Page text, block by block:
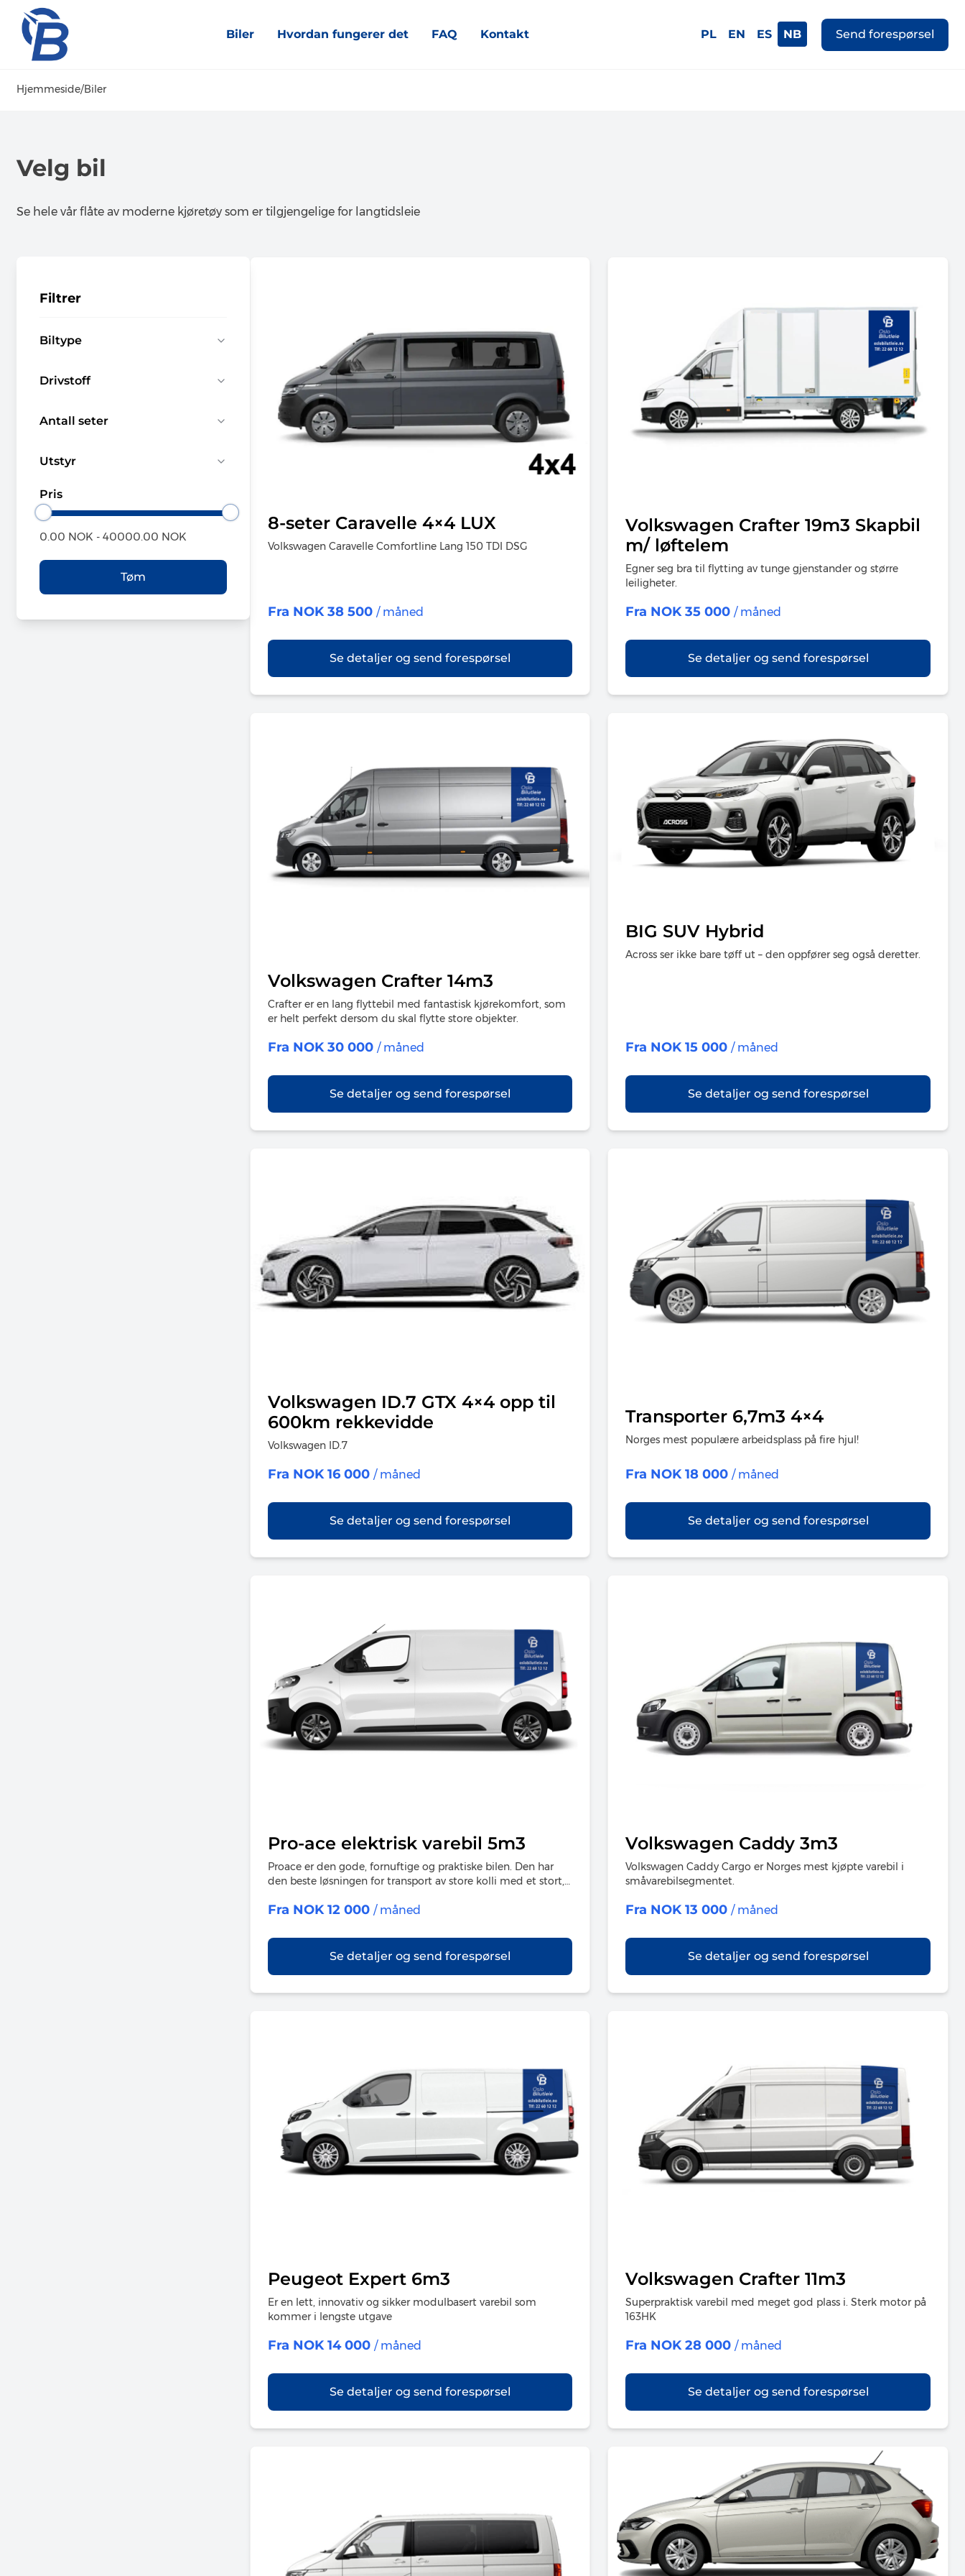
Biler Hvordan fungerer det FAQ Kontakt PL EN ES NB Send forespørsel
Hjemmeside/Biler
Velg bil
Se hele vår flåte av moderne kjøretøy som er tilgjengelige for langtidsleie
Filtrer
Biltype
Drivstoff
Antall seter
Utstyr
Pris
0.00 NOK - 40000.00 NOK
Tøm
8-seter Caravelle 4×4 LUX
Volkswagen Caravelle Comfortline Lang 150 TDI DSG
Fra NOK 38 500 / måned
Se detaljer og send forespørsel
Volkswagen Crafter 19m3 Skapbil
m/ løftelem
Egner seg bra til flytting av tunge gjenstander og større
leiligheter.
Fra NOK 35 000/ måned
Se detaljer og send forespørsel
Volkswagen Crafter 14m3
Crafter er en lang flyttebil med fantastisk kjørekomfort, som
er helt perfekt dersom du skal flytte store objekter.
Fra NOK 30 000 / måned
Se detaljer og send forespørsel
BIG SUV Hybrid
Across ser ikke bare tøff ut – den oppfører seg også deretter.
Fra NOK 15 000/ måned
Se detaljer og send forespørsel
Volkswagen ID.7 GTX 4×4 opp til
600km rekkevidde
Volkswagen ID.7
Fra NOK 16 000 / måned
Se detaljer og send forespørsel
Transporter 6,7m3 4×4
Norges mest populære arbeidsplass på fire hjul!
Fra NOK 18 000/ måned
Se detaljer og send forespørsel
Pro-ace elektrisk varebil 5m3
Proace er den gode, fornuftige og praktiske bilen. Den har
den beste løsningen for transport av store kolli med et stort,
Fra NOK 12 000 / måned
Se detaljer og send forespørsel
Volkswagen Caddy 3m3
Volkswagen Caddy Cargo er Norges mest kjøpte varebil i
småvarebilsegmentet.
Fra NOK 13 000/ måned
Se detaljer og send forespørsel
Peugeot Expert 6m3
Er en lett, innovativ og sikker modulbasert varebil som
kommer i lengste utgave
Fra NOK 14 000 / måned
Se detaljer og send forespørsel
Volkswagen Crafter 11m3
Superpraktisk varebil med meget god plass i. Sterk motor på
163HK
Fra NOK 28 000/ måned
Se detaljer og send forespørsel